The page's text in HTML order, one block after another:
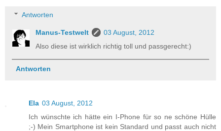
Antworten
Manus-Testwelt
03 August, 2012
Also diese ist wirklich richtig toll und passgerecht:)
Antworten
Ela 03 August, 2012
Ich wünschte ich hätte ein I-Phone für so ne schöne Hülle
;-) Mein Smartphone ist kein Standard und passt auch nicht